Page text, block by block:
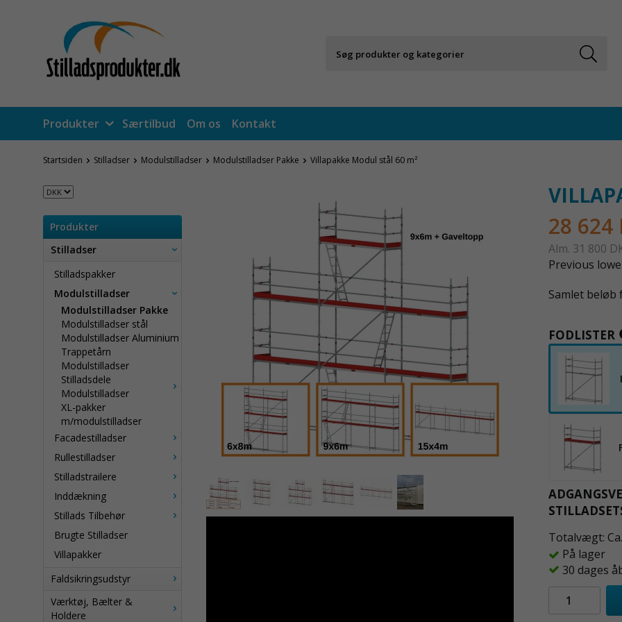
Produkter Særtilbud Om os Kontakt
Startsiden Stilladser Modulstilladser Modulstilladser Pakke Villapakke Modul stål 60 m²
Produkter
Stilladser
Stilladspakker
Modulstilladser
Modulstilladser Pakke
Modulstilladser stål
Modulstilladser Aluminium
Trappetårn
Modulstilladser
Stilladsdele
Modulstilladser
XL-pakker
m/modulstilladser
Facadestilladser
Rullestilladser
Stilladstrailere
Inddækning
Stillads Tilbehør
Brugte Stilladser
Villapakker
Faldsikringsudstyr
Værktøj, Bælter &
Holdere
28 624
Alm. 31 800
Previous
Samlet beløb
FODLISTER
Totalvægt:
På lager
30 dages